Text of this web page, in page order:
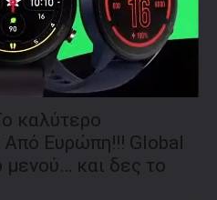
καλύτερο
Από Ευρώπη!!! Global
και δες το